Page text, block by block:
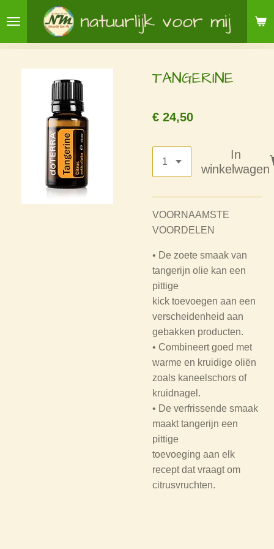
direct
naar
natuurlijk voor mij
TANGERINE
€ 24,50
In
winkelwagen
VOORNAAMSTE
VOORDELEN
• De zoete smaak van
tangerijn olie kan een
pittige
kick toevoegen aan een
verscheidenheid aan
gebakken producten.
• Combineert goed met
warme en kruidige oliën
zoals kaneelschors of
kruidnagel.
• De verfrissende smaak
maakt tangerijn een
pittige
toevoeging aan elk
recept dat vraagt om
citrusvruchten.